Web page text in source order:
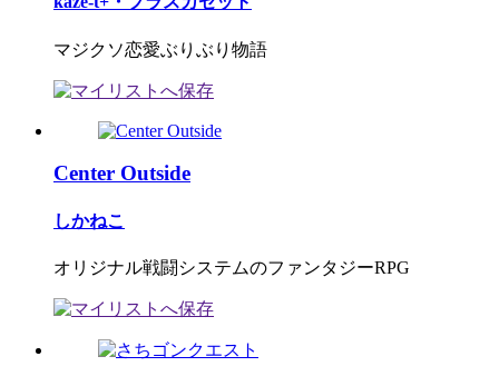
マジクソ恋愛ぶりぶり物語
Center Outside
しかねこ
オリジナル戦闘システムのファンタジーRPG